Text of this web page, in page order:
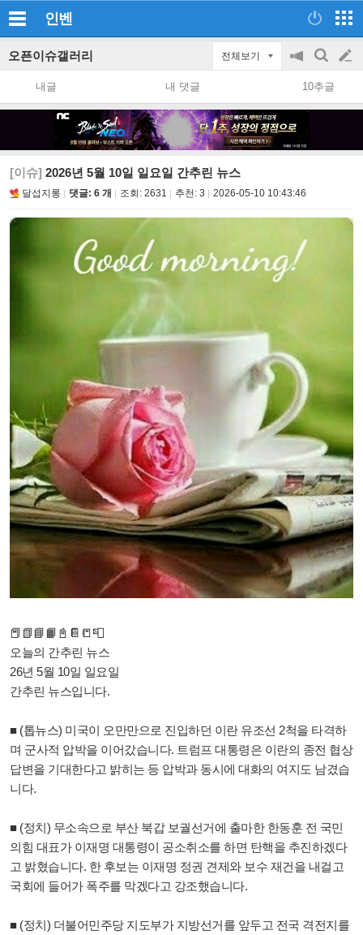
인벤
오픈이슈갤러리 전체보기
공
지
on/off
검
색
글
쓰
내글 내 댓글 10추글
[이슈] 2026년 5월 10일 일요일 간추린 뉴스
달섭지롱 댓글: 6 개 조회: 2631 추천: 3 2026-05-10 10:43:46
📕📗📘📙📓📔📒📮
오늘의 간추린 뉴스
26년 5월 10일 일요일
간추린 뉴스입니다.
■ (톱뉴스) 미국이 오만만으로 진입하던 이란 유조선 2척을 타격하
며 군사적 압박을 이어갔습니다. 트럼프 대통령은 이란의 종전 협상
답변을 기대한다고 밝히는 등 압박과 동시에 대화의 여지도 남겼습
니다.
■ (정치) 무소속으로 부산 북갑 보궐선거에 출마한 한동훈 전 국민
의힘 대표가 이재명 대통령이 공소취소를 하면 탄핵을 추진하겠다
고 밝혔습니다. 한 후보는 이재명 정권 견제와 보수 재건을 내걸고
국회에 들어가 폭주를 막겠다고 강조했습니다.
■ (정치) 더불어민주당 지도부가 지방선거를 앞두고 전국 격전지를